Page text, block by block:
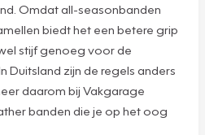
Omdat all-seasonbanden
biedt het een betere grip
stijf genoeg voor de
Duitsland zijn de regels anders
daarom bij Vakgarage
banden die je op het oog